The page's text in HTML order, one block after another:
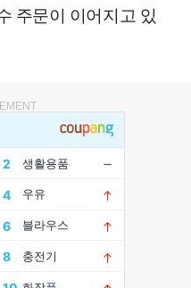
주문이 이어지고 있